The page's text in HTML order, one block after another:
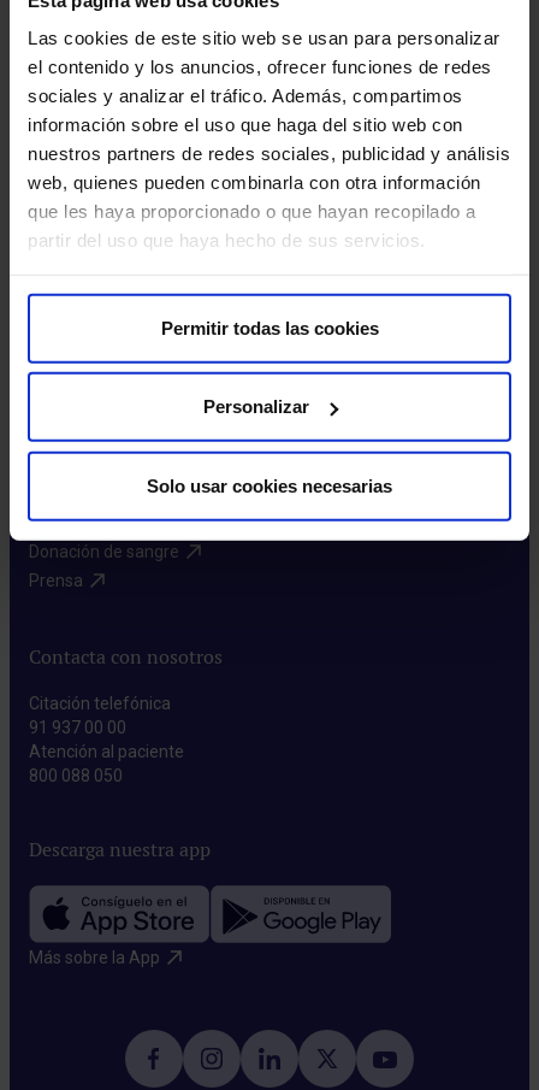
Las cookies de este sitio web se usan para personalizar
el contenido y los anuncios, ofrecer funciones de redes
sociales y analizar el tráfico. Además, compartimos
información sobre el uso que haga del sitio web con
nuestros partners de redes sociales, publicidad y análisis
web, quienes pueden combinarla con otra información
que les haya proporcionado o que hayan recopilado a
partir del uso que haya hecho de sus servicios.
Permitir todas las cookies
Personalizar
Solo usar cookies necesarias
Excelencia y calidad​
Trabaja con nosotros​
Rincón del accionista​
Más HM Hospitales
Fundación HM​
Centro Universitario CUHMED​
Instituto HM Hospitales​
HM CINAC​
Enlaces de interés
Aseguradoras y mutuas​
Preguntas frecuentes​
Donación de sangre​
Prensa​
Contacta con nosotros
Citación telefónica
91 937 00 00
Atención al paciente
800 088 050
Descarga nuestra app
Más sobre la App​